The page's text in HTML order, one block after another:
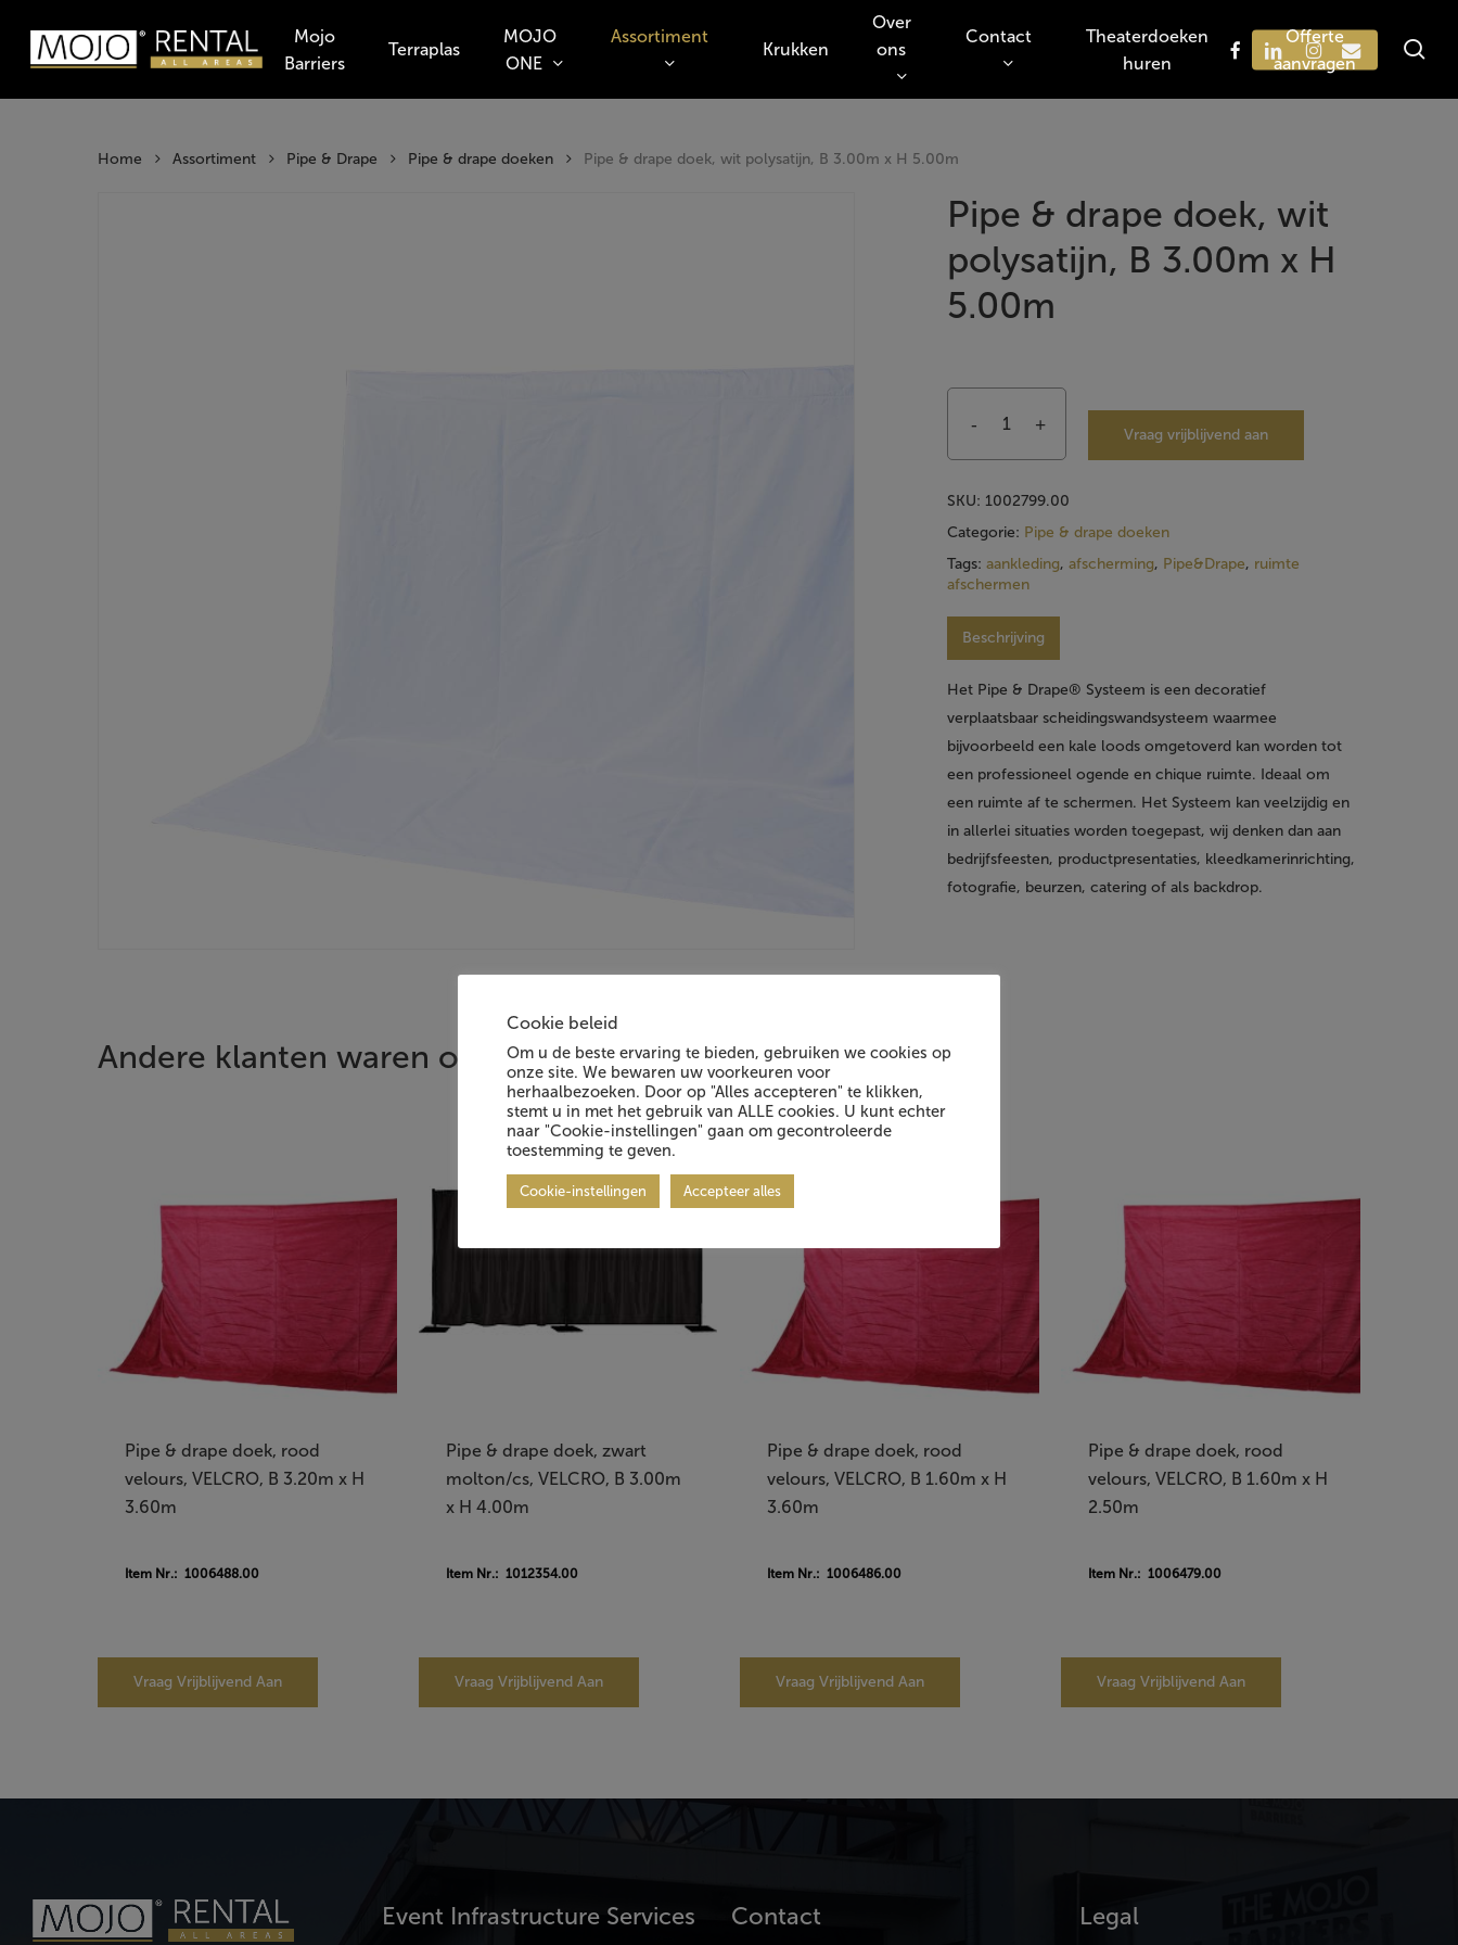
main
content
Mojo
Barriers
Terraplas
MOJO
ONE
Assortiment
Krukken
Over
ons
Contact
Theaterdoeken
huren
Offerte
aanvragen
facebooklinkedininstagram
email
Home Assortiment Pipe & Drape Pipe & drape doeken Pipe & drape doek, wit polysatijn, B 3.00m x H 5.00m
Pipe & drape doek, wit
polysatijn, B 3.00m x H
5.00m
Vraag vrijblijvend aan
SKU: 1002799.00
Categorie: Pipe & drape doeken
Tags:aankleding,afscherming, Pipe&Drape, ruimte
afschermen
Beschrijving
Het Pipe & Drape® Systeem is een decoratief
verplaatsbaar scheidingswandsysteem waarmee
bijvoorbeeld een kale loods omgetoverd kan worden tot
een professioneel ogende en chique ruimte. Ideaal om
een ruimte af te schermen. Het Systeem kan veelzijdig en
in allerlei situaties worden toegepast, wij denken dan aan
bedrijfsfeesten, productpresentaties, kleedkamerinrichting,
fotografie, beurzen, catering of als backdrop.
Andere klanten waren ook geïnteresseerd in:
Pipe & drape doek, rood
velours, VELCRO, B 3.20m x H
3.60m
Item Nr.: 1006488.00
Vraag Vrijblijvend Aan
Pipe & drape doek, zwart
molton/cs, VELCRO, B 3.00m
x H 4.00m
Item Nr.: 1012354.00
Vraag Vrijblijvend Aan
Pipe & drape doek, rood
velours, VELCRO, B 1.60m x H
3.60m
Item Nr.: 1006486.00
Vraag Vrijblijvend Aan
Pipe & drape doek, rood
velours, VELCRO, B 1.60m x H
2.50m
Item Nr.: 1006479.00
Vraag Vrijblijvend Aan
Event Infrastructure Services Contact Legal
Cookie beleid
Om u de beste ervaring te bieden, gebruiken we cookies op
onze site. We bewaren uw voorkeuren voor
herhaalbezoeken. Door op "Alles accepteren" te klikken,
stemt u in met het gebruik van ALLE cookies. U kunt echter
naar "Cookie-instellingen" gaan om gecontroleerde
toestemming te geven.
Cookie-instellingen Accepteer alles